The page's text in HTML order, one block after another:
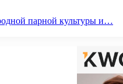
парной культуры и…